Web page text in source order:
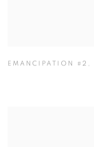
EMANCIPATION #2